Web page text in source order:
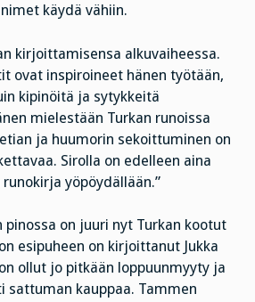
käydä vähiin.
kirjoittamisensa alkuvaiheessa.
ovat inspiroineet hänen työtään,
kipinöitä ja sytykkeitä
mielestään Turkan runoissa
ja huumorin sekoittuminen on
Sirolla on edelleen aina
yöpöydällään.”
pinossa on juuri nyt Turkan kootut
esipuheen on kirjoittanut Jukka
ollut jo pitkään loppuunmyyty ja
sattuman kauppaa. Tammen